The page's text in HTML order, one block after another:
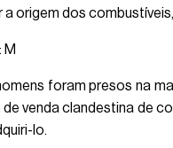
a origem dos
M
foram presos na
venda clandestina de
lo.